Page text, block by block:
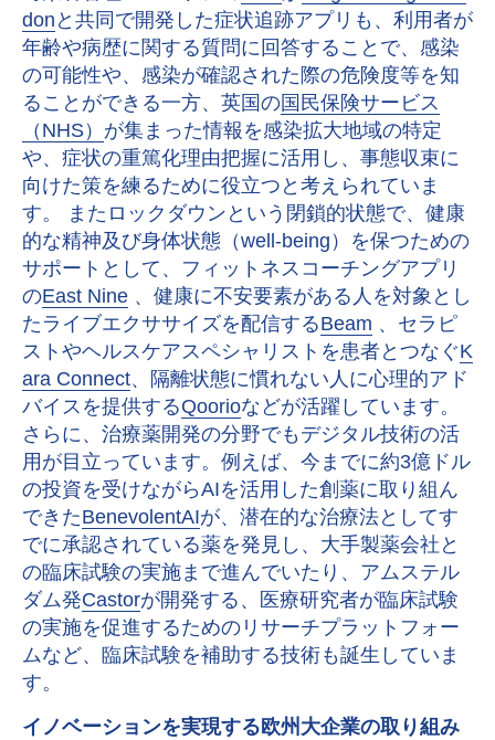
don と共同で開発した症状追跡アプリも、利用者が
年齢や病歴に関する質問に回答することで、感染
の可能性や、感染が確認された際の危険度等を知
ることができる一方、英国の国民保険サービス
（NHS） が集まった情報を感染拡大地域の特定
や、症状の重篤化理由把握に活用し、事態収束に
向けた策を練るために役立つと考えられていま
す。 またロックダウンという閉鎖的状態で、健康
的な精神及び身体状態（well-being）を保つための
サポートとして、フィットネスコーチングアプリ
のEast Nine 、健康に不安要素がある人を対象とし
たライブエクササイズを配信するBeam 、セラピ
ストやヘルスケアスペシャリストを患者とつなぐK
ara Connect、隔離状態に慣れない人に心理的アド
バイスを提供するQoorioなどが活躍しています。
さらに、治療薬開発の分野でもデジタル技術の活
用が目立っています。例えば、今までに約3億ドル
の投資を受けながらAIを活用した創薬に取り組ん
できたBenevolentAIが、潜在的な治療法としてす
でに承認されている薬を発見し、大手製薬会社と
の臨床試験の実施まで進んでいたり、アムステル
ダム発Castorが開発する、医療研究者が臨床試験
の実施を促進するためのリサーチプラットフォー
ムなど、臨床試験を補助する技術も誕生していま
す。
イノベーションを実現する欧州大企業の取り組み